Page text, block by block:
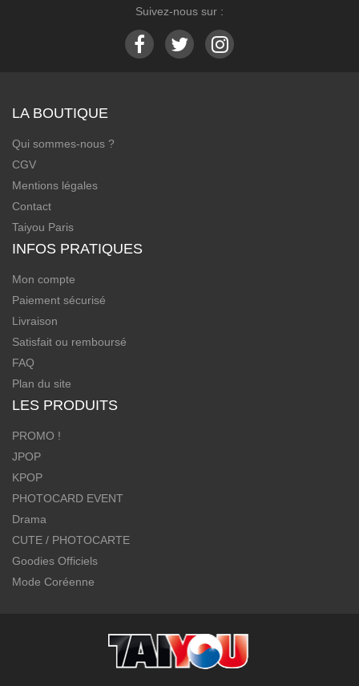
Suivez-nous sur :
LA BOUTIQUE
Qui sommes-nous ?
CGV
Mentions légales
Contact
Taiyou Paris
INFOS PRATIQUES
Mon compte
Paiement sécurisé
Livraison
Satisfait ou remboursé
FAQ
Plan du site
LES PRODUITS
PROMO !
JPOP
KPOP
PHOTOCARD EVENT
Drama
CUTE / PHOTOCARTE
Goodies Officiels
Mode Coréenne